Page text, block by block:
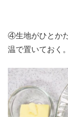
④生地がひとか
温で置いておく。